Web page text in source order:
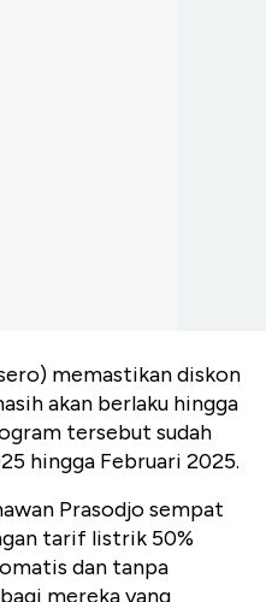
memastikan diskon
akan berlaku hingga
tersebut sudah
hingga Februari 2025.
Prasodjo sempat
tarif listrik 50%
dan tanpa
mereka yang